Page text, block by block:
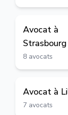
Avocat à
Strasbourg
8 avocats
Avocat à
7 avocats